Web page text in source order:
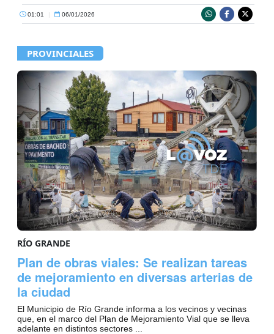
01:01 | 06/01/2026
PROVINCIALES
RÍO GRANDE
Plan de obras viales: Se realizan tareas
de mejoramiento en diversas arterias de
la ciudad
El Municipio de Río Grande informa a los vecinos y vecinas
que, en el marco del Plan de Mejoramiento Vial que se lleva
adelante en distintos sectores ...